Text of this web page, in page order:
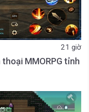
21 giờ
MMORPG tỉnh